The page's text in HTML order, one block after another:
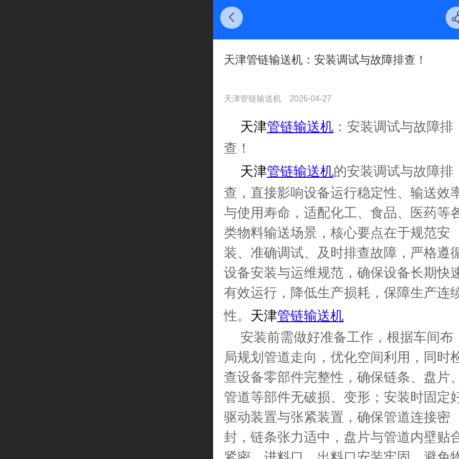
天津管链输送机：安装调试与故障排查！
天津管链输送机 2026-04-27
天津管链输送机：安装调试与故障排
查！
天津管链输送机的安装调试与故障排
查，直接影响设备运行稳定性、输送效
与使用寿命，适配化工、食品、医药等
类物料输送场景，核心要点在于规范安
装、准确调试、及时排查故障，严格遵
设备安装与运维规范，确保设备长期快
有效运行，降低生产损耗，保障生产连
性。 天津管链输送机
安装前需做好准备工作，根据车间布
局规划管道走向，优化空间利用，同时
查设备零部件完整性，确保链条、盘片
管道等部件无破损、变形；安装时固定
驱动装置与张紧装置，确保管道连接密
封，链条张力适中，盘片与管道内壁贴